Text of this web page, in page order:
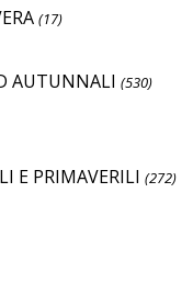
(17)
AUTUNNALI (530)
E PRIMAVERILI (272)